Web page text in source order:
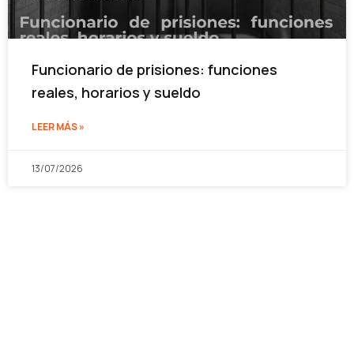
Funcionario de prisiones: funciones
reales, horarios y sueldo
LEER MÁS »
13/07/2026